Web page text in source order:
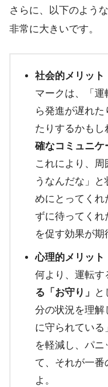
さらに、以下のよう
非常に大きいです。
社会的メリット
マークは、「運
ら発進が遅れ
たりするかもし
確なコミュニケ
これにより、
うなんだな」
めにとってくれ
ずに待ってくれ
を促す効果が期
心理的メリット
何より、運転す
る「お守り」
と
分の状況を理解
に守られている
を軽減し、パ
て、それが一
よ。